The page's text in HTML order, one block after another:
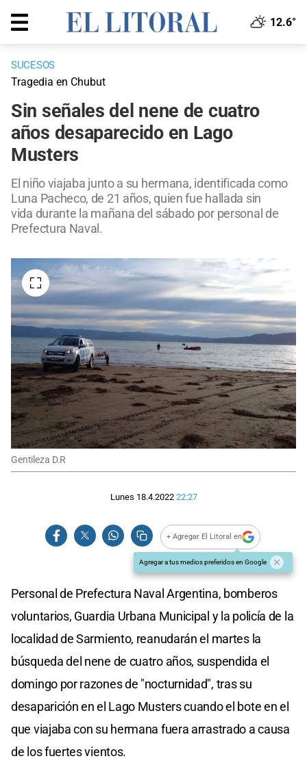
12.6°
SUCESOS
Tragedia en Chubut
Sin señales del nene de cuatro
años desaparecido en Lago
Musters
El niño viajaba junto a su hermana, identificada como
Luna Pacheco, de 21 años, quien fue hallada sin
vida durante la mañana del sábado por personal de
Prefectura Naval.
Gentileza D.R
Lunes 18.4.2022 22:27
+ Agregar El Litoral en
Agregar a tus medios preferidos en Google
Personal de Prefectura Naval Argentina, bomberos
voluntarios, Guardia Urbana Municipal y la policía de la
localidad de Sarmiento, reanudarán el martes la
búsqueda del nene de cuatro años, suspendida el
domingo por razones de "nocturnidad", tras su
desaparición en el Lago Musters cuando el bote en el
que viajaba con su hermana fuera arrastrado a causa
de los fuertes vientos.